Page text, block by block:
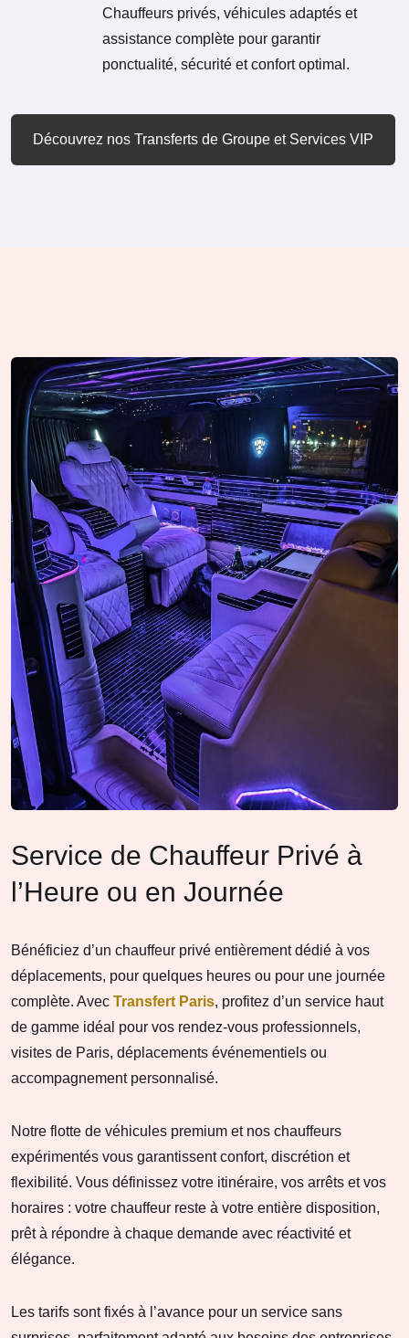
Chauffeurs privés, véhicules adaptés et
assistance complète pour garantir
ponctualité, sécurité et confort optimal.
Découvrez nos Transferts de Groupe et Services VIP
Service de Chauffeur Privé à
l’Heure ou en Journée
Bénéficiez d’un chauffeur privé entièrement dédié à vos
déplacements, pour quelques heures ou pour une journée
complète. Avec Transfert Paris, profitez d’un service haut
de gamme idéal pour vos rendez-vous professionnels,
visites de Paris, déplacements événementiels ou
accompagnement personnalisé.
Notre flotte de véhicules premium et nos chauffeurs
expérimentés vous garantissent confort, discrétion et
flexibilité. Vous définissez votre itinéraire, vos arrêts et vos
horaires : votre chauffeur reste à votre entière disposition,
prêt à répondre à chaque demande avec réactivité et
élégance.
Les tarifs sont fixés à l’avance pour un service sans